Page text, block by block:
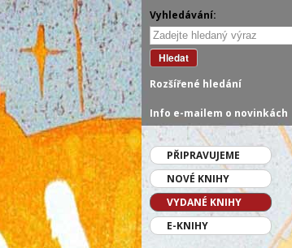
PŘIPRAVUJEME
NOVÉ KNIHY
VYDANÉ KNIHY
E-KNIHY
Vyhledávání:
Hledat
Rozšířené hledání
Info e-mailem o novinkách